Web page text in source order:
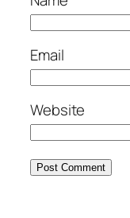
Email
Website